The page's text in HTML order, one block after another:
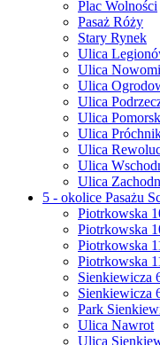
Plac Wolności
Pasaż Róży
Stary Rynek
Ulica
Ulica
Ulica
Ulica
Ulica
Ulica
Ulica
Ulica
Ulica
5 - okolice Pasażu
Piotrkowska
Piotrkowska
Piotrkowska
Piotrkowska
Sienkiewicza
Sienkiewicza
Park
Ulica Nawrot
Ulica